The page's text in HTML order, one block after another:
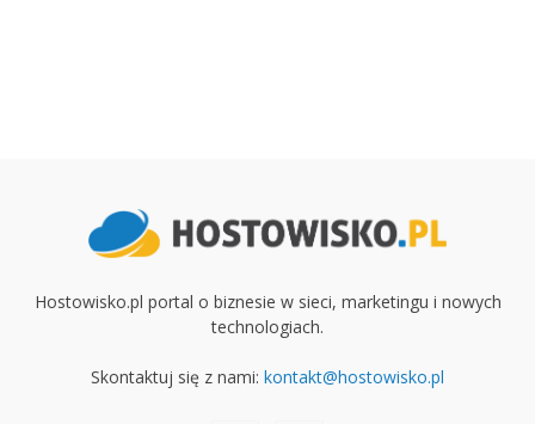
Hostowisko.pl portal o biznesie w sieci, marketingu i nowych
technologiach.
Skontaktuj się z nami: kontakt@hostowisko.pl